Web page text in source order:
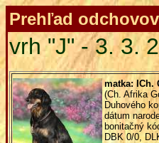
Prehľad
vrh "J" - 3. 3.
matka: ICh.
(Ch. Afrika
Duhového
dátum
bonitačný
DBK 0/0,